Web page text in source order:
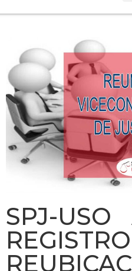
SPJ-USO